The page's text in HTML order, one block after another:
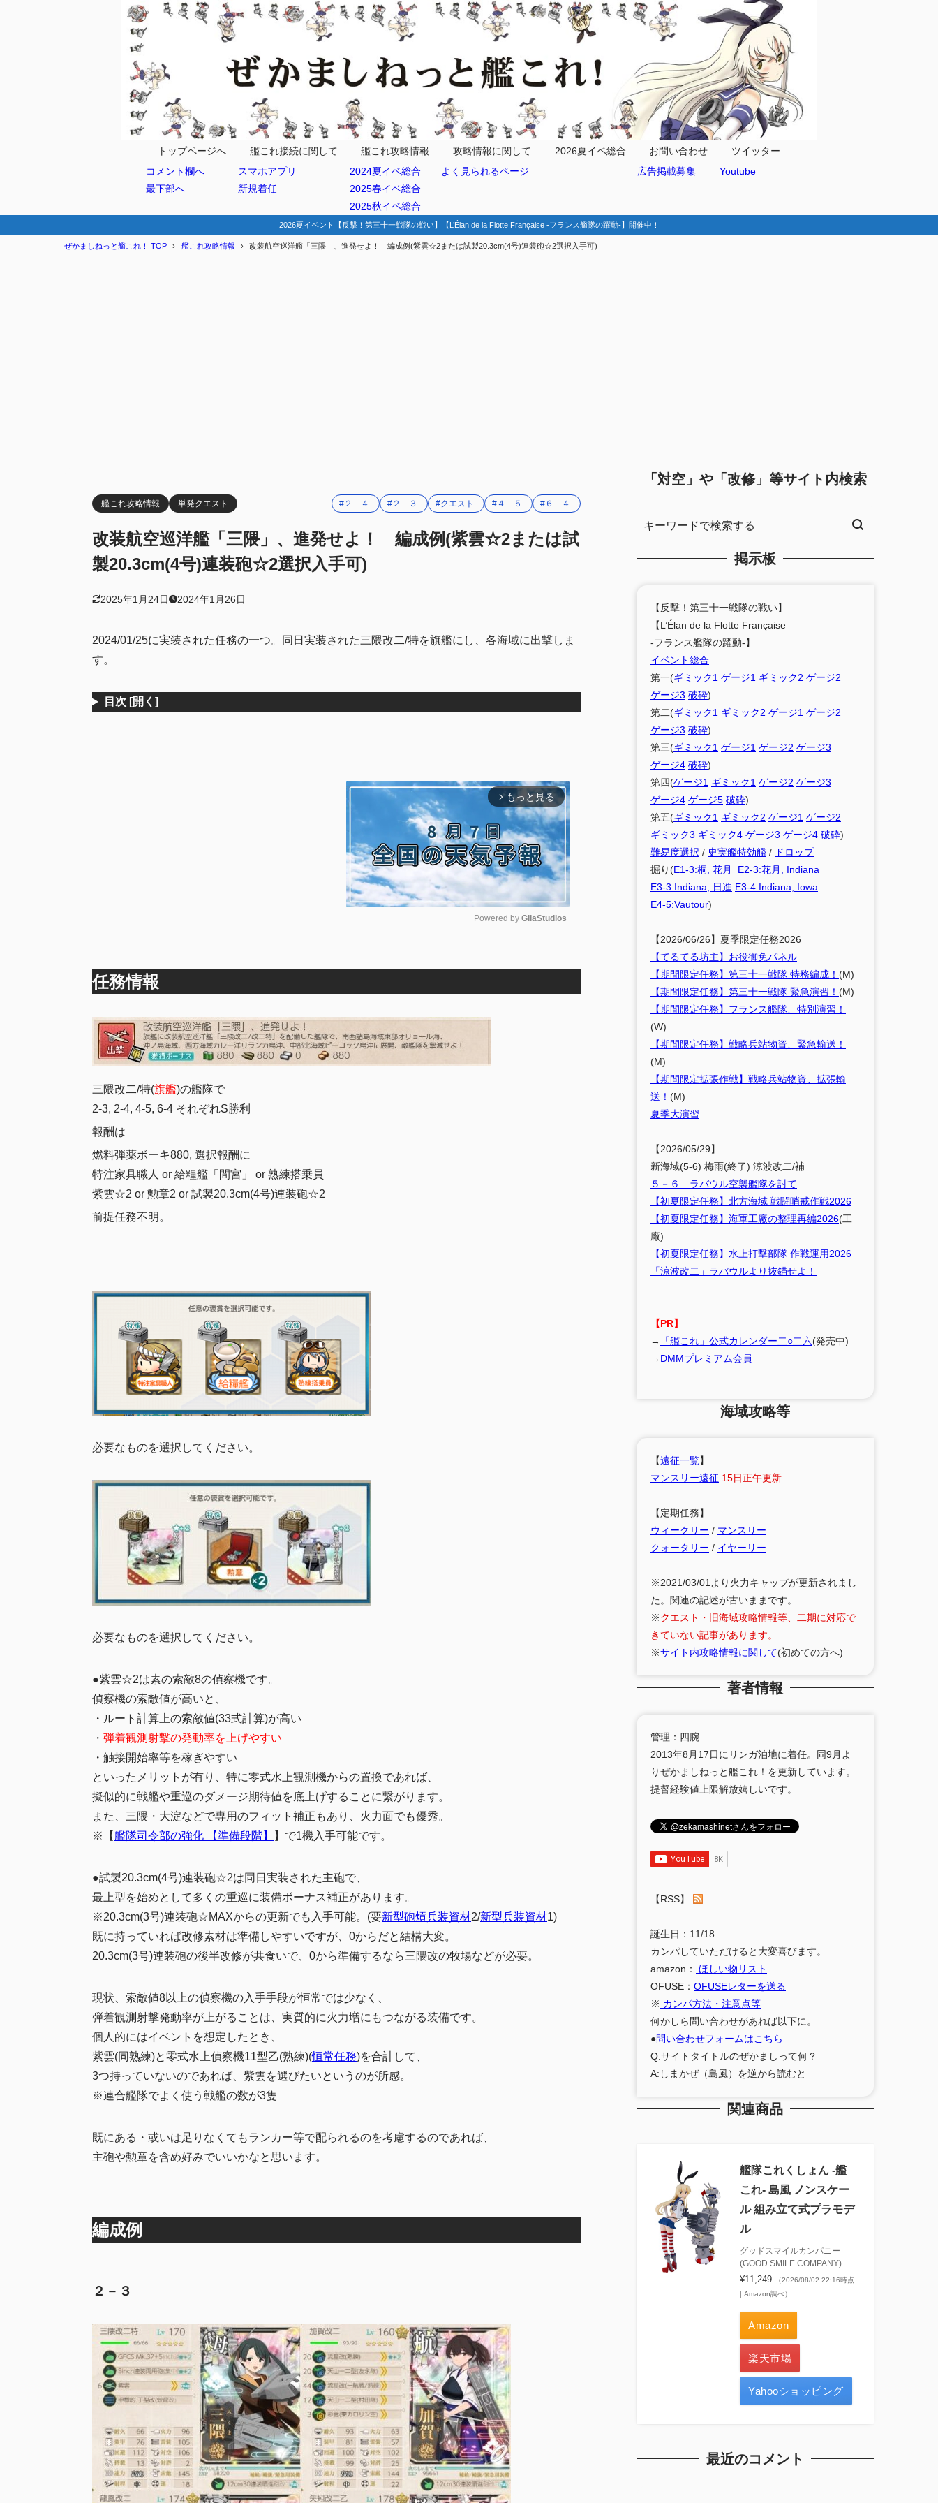
トップページへ
コメント欄へ
最下部へ
艦これ接続に関して
スマホアプリ
新規着任
艦これ攻略情報
2024夏イベ総合
2025春イベ総合
2025秋イベ総合
攻略情報に関して
よく見られるページ
2026夏イベ総合
お問い合わせ
広告掲載募集
ツイッター
Youtube
2026夏イベント【反撃！第三十一戦隊の戦い】【L’Élan de la Flotte Française -フランス艦隊の躍動-】開催中！
ぜかましねっと艦これ！ TOP 艦これ攻略情報 改装航空巡洋艦「三隈」、進発せよ！ 編成例(紫雲☆2または試製20.3cm(4号)連装砲☆2選択入手可)
艦これ攻略情報 単発クエスト #２－４ #２－３ #クエスト #４－５ #６－４
改装航空巡洋艦「三隈」、進発せよ！ 編成例(紫雲☆2または試
製20.3cm(4号)連装砲☆2選択入手可)
2025年1月24日 2024年1月26日
2024/01/25に実装された任務の一つ。同日実装された三隈改二/特を旗艦にし、各海域に出撃しま
す。
目次 [開く]
arrow_forward_ios もっと見る
t
Powered by GliaStudios
任務情報
三隈改二/特(旗艦)の艦隊で
2-3, 2-4, 4-5, 6-4 それぞれS勝利
報酬は
燃料弾薬ボーキ880, 選択報酬に
特注家具職人 or 給糧艦「間宮」 or 熟練搭乗員
紫雲☆2 or 勲章2 or 試製20.3cm(4号)連装砲☆2
前提任務不明。
必要なものを選択してください。
必要なものを選択してください。
●紫雲☆2は素の索敵8の偵察機です。
偵察機の索敵値が高いと、
・ルート計算上の索敵値(33式計算)が高い
・ 弾着観測射撃の発動率を上げやすい
・触接開始率等を稼ぎやすい
といったメリットが有り、特に零式水上観測機からの置換であれば、
擬似的に戦艦や重巡のダメージ期待値を底上げすることに繋がります。
また、三隈・大淀などで専用のフィット補正もあり、火力面でも優秀。
※【艦隊司令部の強化 【準備段階】 】で1機入手可能です。
●試製20.3cm(4号)連装砲☆2は同日実装された主砲で、
最上型を始めとして多くの重巡に装備ボーナス補正があります。
※20.3cm(3号)連装砲☆MAXからの更新でも入手可能。(要新型砲熕兵装資材2/新型兵装資材1)
既に持っていれば改修素材は準備しやすいですが、0からだと結構大変。
20.3cm(3号)連装砲の後半改修が共食いで、0から準備するなら三隈改の牧場などが必要。
現状、索敵値8以上の偵察機の入手手段が恒常では少なく、
弾着観測射撃発動率が上がることは、実質的に火力増にもつながる装備です。
個人的にはイベントを想定したとき、
紫雲(同熟練)と零式水上偵察機11型乙(熟練)(恒常任務)を合計して、
3つ持っていないのであれば、紫雲を選びたいというのが所感。
※連合艦隊でよく使う戦艦の数が3隻
既にある・或いは足りなくてもランカー等で配られるのを考慮するのであれば、
主砲や勲章を含め好みでいいかなと思います。
編成例
２－３
「対空」や「改修」等サイト内検索
掲示板
【反撃！第三十一戦隊の戦い】
【L’Élan de la Flotte Française
-フランス艦隊の躍動-】
イベント総合
第一(ギミック1 ゲージ1 ギミック2 ゲージ2
ゲージ3 破砕)
第二(ギミック1 ギミック2 ゲージ1 ゲージ2
ゲージ3 破砕)
第三(ギミック1 ゲージ1 ゲージ2 ゲージ3
ゲージ4 破砕)
第四(ゲージ1 ギミック1 ゲージ2 ゲージ3
ゲージ4 ゲージ5 破砕)
第五(ギミック1 ギミック2 ゲージ1 ゲージ2
ギミック3 ギミック4 ゲージ3 ゲージ4 破砕)
難易度選択 / 史実艦特効艦 / ドロップ
掘り(E1-3:桐, 花月
E2-3:花月, Indiana
E3-3:Indiana, 日進 E3-4:Indiana, Iowa
E4-5:Vautour)
【2026/06/26】夏季限定任務2026
【てるてる坊主】お役御免パネル
【期間限定任務】第三十一戦隊 特務編成！ (M)
【期間限定任務】第三十一戦隊 緊急演習！ (M)
【期間限定任務】フランス艦隊、特別演習！
(W)
【期間限定任務】戦略兵站物資、緊急輸送！
(M)
【期間限定拡張作戦】戦略兵站物資、拡張輸
送！ (M)
夏季大演習
【2026/05/29】
新海域(5-6) 梅雨(終了) 涼波改二/補
５－６ ラバウル空襲艦隊を討て
【初夏限定任務】北方海域 戦闘哨戒作戦2026
【初夏限定任務】海軍工廠の整理再編2026(工
廠)
【初夏限定任務】水上打撃部隊 作戦運用2026
「涼波改二」ラバウルより抜錨せよ！
【PR】
→
「艦これ」公式カレンダー二○二六(発売中)
→ DMMプレミアム会員
海域攻略等
【遠征一覧】
マンスリー遠征 15日正午更新
【定期任務】
ウィークリー / マンスリー
クォータリー / イヤーリー
※2021/03/01より火力キャップが更新されまし
た。関連の記述が古いままです。
※クエスト・旧海域攻略情報等、二期に対応で
きていない記事があります。
※サイト内攻略情報に関して(初めての方へ)
著者情報
管理：四腕
2013年8月17日にリンガ泊地に着任。同9月よ
りぜかましねっと艦これ！を更新しています。
提督経験値上限解放嬉しいです。
【RSS】
誕生日：11/18
カンパしていただけると大変喜びます。
amazon：
ほしい物リスト
OFUSE： OFUSEレターを送る
※ カンパ方法・注意点等
何かしら問い合わせがあれば以下に。
●問い合わせフォームはこちら
Q:サイトタイトルのぜかましって何？
A:しまかぜ（島風）を逆から読むと
関連商品
艦隊これくしょん ‐艦
これ‐ 島風 ノンスケー
ル 組み立て式プラモデ
ル
グッドスマイルカンパニー
(GOOD SMILE COMPANY)
¥11,249
（2026/08/02 22:16時点
| Amazon調べ）
Amazon
楽天市場
Yahooショッピング
最近のコメント
任務情報
編成例
2.1 ２－３
2.2 ２－４
６－４
2.4.1 基地航空隊